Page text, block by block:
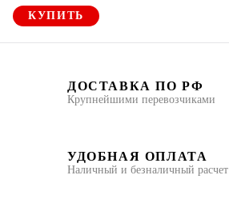
КУПИТЬ
ДОСТАВКА ПО РФ
Крупнейшими перевозчиками
УДОБНАЯ ОПЛАТА
Наличный и безналичный расчет